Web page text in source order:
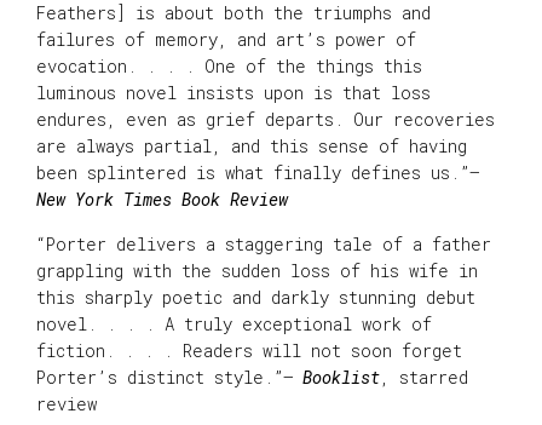
Feathers] is about both the triumphs and
failures of memory, and art’s power of
evocation. . . . One of the things this
luminous novel insists upon is that loss
endures, even as grief departs. Our recoveries
are always partial, and this sense of having
been splintered is what finally defines us.”—
New York Times Book Review
“Porter delivers a staggering tale of a father
grappling with the sudden loss of his wife in
this sharply poetic and darkly stunning debut
novel. . . . A truly exceptional work of
fiction. . . . Readers will not soon forget
Porter’s distinct style.”— Booklist, starred
review